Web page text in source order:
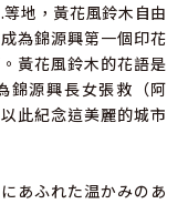
地，黃花風鈴木自由
為錦源興第一個印花
黃花風鈴木的花語是
錦源興長女張救（阿
此紀念這美麗的城市
あふれた温かみのあ